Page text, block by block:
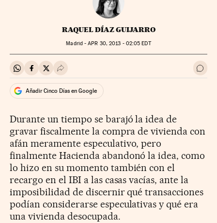
RAQUEL DÍAZ GUIJARRO
Madrid -APR 30, 2013 - 02:05 EDT
Compartir en Whatsapp
Compartir en Facebook
Compartir en Twitter
Desplegar Redes Sociales Ir a
Añadir Cinco Días en Google
Durante un tiempo se barajó la idea de
gravar fiscalmente la compra de vivienda con
afán meramente especulativo, pero
finalmente Hacienda abandonó la idea, como
lo hizo en su momento también con el
recargo en el IBI a las casas vacías, ante la
imposibilidad de discernir qué transacciones
podían considerarse especulativas y qué era
una vivienda desocupada.